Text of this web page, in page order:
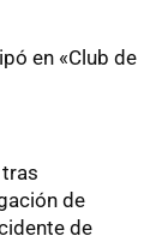
en «Club de
de
de